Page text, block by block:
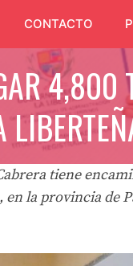
CONTACTO
tiene
la provincia de